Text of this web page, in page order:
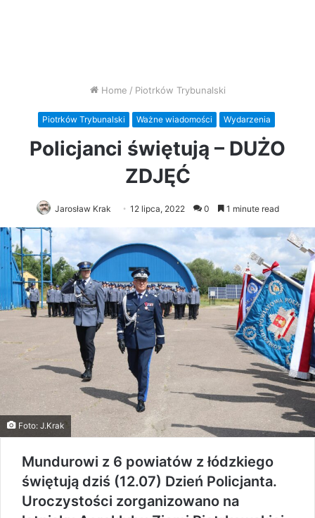
Home / Piotrków Trybunalski
Piotrków Trybunalski Ważne wiadomości Wydarzenia
Policjanci świętują – DUŻO
ZDJĘĆ
Jarosław Krak 12 lipca, 2022 0 1 minute read
Foto: J.Krak
Mundurowi z 6 powiatów z łódzkiego
świętują dziś (12.07) Dzień Policjanta.
Uroczystości zorganizowano na